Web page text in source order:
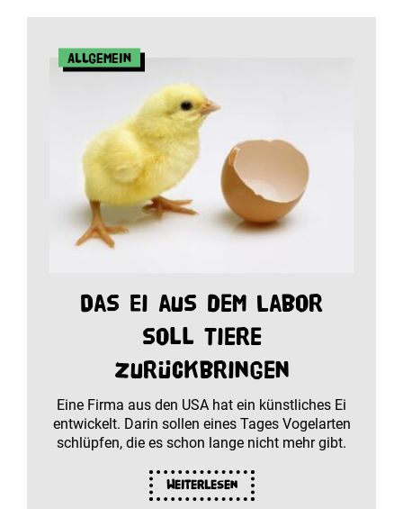
Allgemein
Das Ei aus dem Labor
soll Tiere
zurückbringen
Eine Firma aus den USA hat ein künstliches Ei
entwickelt. Darin sollen eines Tages Vogelarten
schlüpfen, die es schon lange nicht mehr gibt.
Weiterlesen